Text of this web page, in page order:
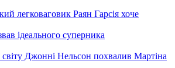
ідеального суперника